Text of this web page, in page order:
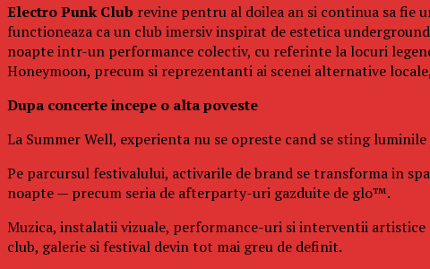
Electro Punk Club revine pentru al doilea an si continua sa fie
functioneaza ca un club imersiv inspirat de estetica
noapte intr-un performance colectiv, cu referinte la locuri
Honeymoon, precum si reprezentanti ai scenei alternative
Dupa concerte incepe o alta poveste
La Summer Well, experienta nu se opreste cand se sting
Pe parcursul festivalului, activarile de brand se transforma in
noapte — precum seria de afterparty-uri gazduite de glo™.
Muzica, instalatii vizuale, performance-uri si interventii
club, galerie si festival devin tot mai greu de definit.